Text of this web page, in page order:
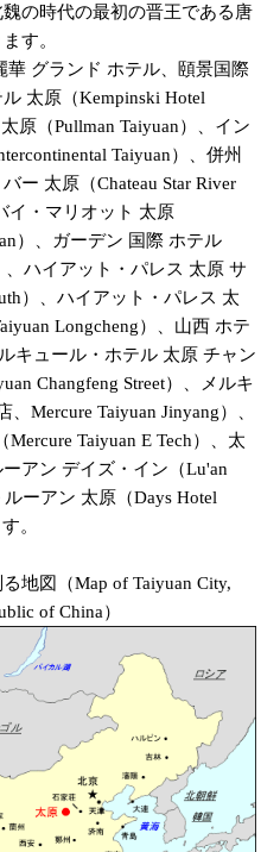
の時代の最初の晋王である唐
す。
グランド ホテル、頤景国際
太原（Kempinski Hotel
原（Pullman Taiyuan）、イン
Taiyuan）、併州
ー 太原（Chateau Star River
イ・マリオット 太原
）、ガーデン 国際 ホテル
、ハイアット・パレス 太原 サ
）、ハイアット・パレス 太
Longcheng）、山西 ホテ
キュール・ホテル 太原 チャン
Changfeng Street）、メルキ
Mercure Taiyuan Jinyang）、
Taiyuan E Tech）、太
アン デイズ・イン（Lu'an
ーアン 太原（Days Hotel
。
地図（Map of Taiyuan City,
of China）